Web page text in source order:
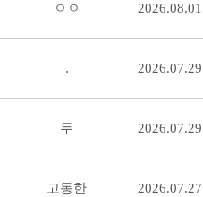
ㅇㅇ 2026.08.01
. 2026.07.29
두 2026.07.29
고동한 2026.07.27